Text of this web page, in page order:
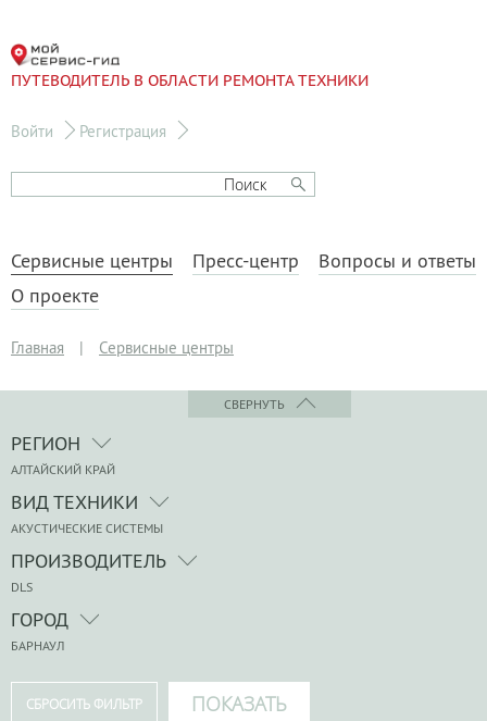
ПУТЕВОДИТЕЛЬ В ОБЛАСТИ РЕМОНТА ТЕХНИКИ
Войти Регистрация
Сервисные центры Пресс-центр
Вопросы и ответы
О проекте
Главная | Сервисные центры
СВЕРНУТЬ
РЕГИОН
АЛТАЙСКИЙ КРАЙ
ВИД ТЕХНИКИ
АКУСТИЧЕСКИЕ СИСТЕМЫ
ПРОИЗВОДИТЕЛЬ
DLS
ГОРОД
БАРНАУЛ